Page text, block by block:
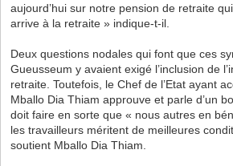
aujourd’hui sur notre pension de retraite
arrive à la retraite » indique-t-il.
Deux questions nodales qui font que ces
Gueusseum y avaient exigé l’inclusion de
retraite. Toutefois, le Chef de l’Etat ayant
Mballo Dia Thiam approuve et parle d’un
doit faire en sorte que « nous autres en
les travailleurs méritent de meilleures
soutient Mballo Dia Thiam.